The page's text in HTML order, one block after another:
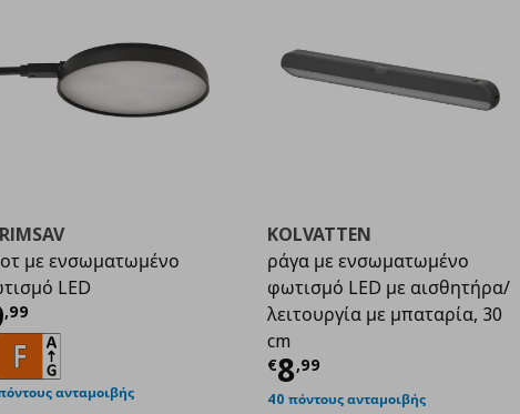
με ενσωματωμένο
LED
,99 τιμή € 9,99
ανταμοιβής
KOLVATTEN
ράγα με ενσωματωμένο
φωτισμό LED με αισθητήρα/
λειτουργία με μπαταρία, 30
cm
€8,99
Τρέχουσα τιμή
40 πόντους ανταμοιβής